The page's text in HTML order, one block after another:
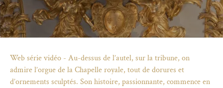
Web série vidéo - Au-dessus de l’autel, sur la tribune, on
admire l’orgue de la Chapelle royale, tout de dorures et
d’ornements sculptés. Son histoire, passionnante, commence en